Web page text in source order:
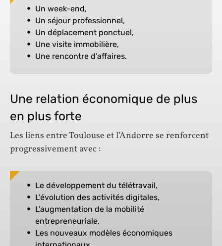
Un week-end,
Un séjour professionnel,
Un déplacement ponctuel,
Une visite immobilière,
Une rencontre d’affaires.
Une relation économique de plus
en plus forte
Les liens entre Toulouse et l’Andorre se renforcent
progressivement avec :
Le développement du télétravail,
L’évolution des activités digitales,
L’augmentation de la mobilité
entrepreneuriale,
Les nouveaux modèles économiques